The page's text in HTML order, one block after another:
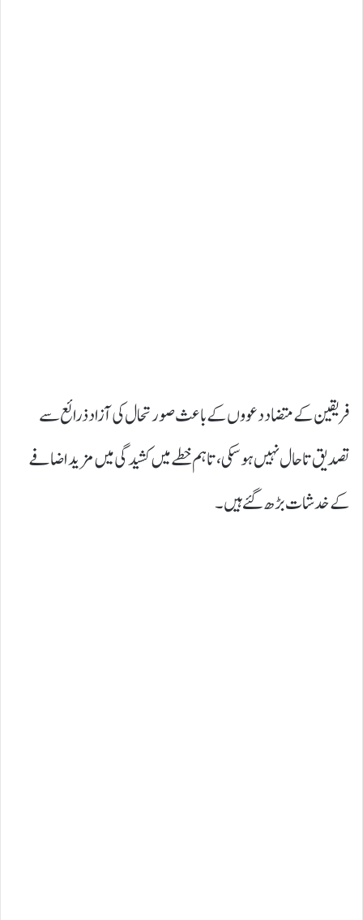
فریقین کے متضاد دعووں کے باعث صورتحال کی آزاد ذرائع سے
تصدیق تاحال نہیں ہو سکی، تاہم خطے میں کشیدگی میں مزید اضافے
کے خدشات بڑھ گئے ہیں۔